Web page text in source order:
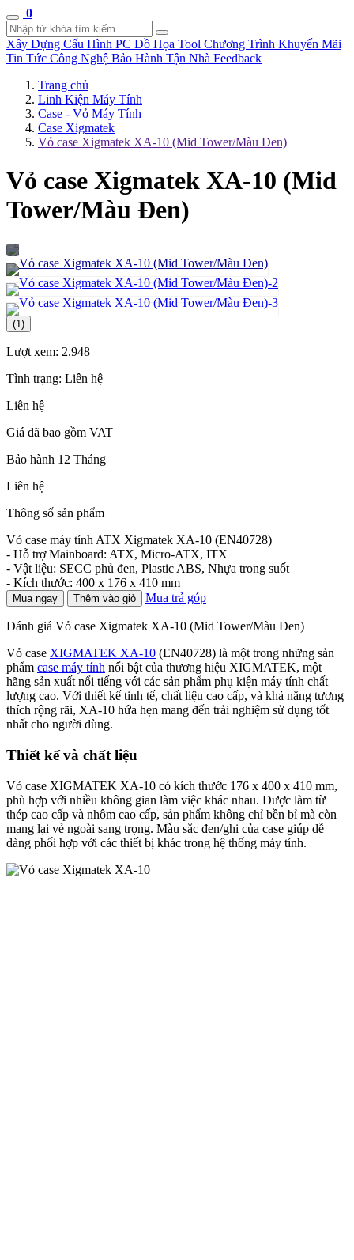
0
Xây Dựng Cấu Hình PC Đồ Họa Tool Chương Trình Khuyến Mãi
Tin Tức Công Nghệ Bảo Hành Tận Nhà Feedback
Trang chủ
Linh Kiện Máy Tính
Case - Vỏ Máy Tính
Case Xigmatek
Vỏ case Xigmatek XA-10 (Mid Tower/Màu Đen)
Vỏ case Xigmatek XA-10 (Mid
Tower/Màu Đen)
(1)
Lượt xem: 2.948
Tình trạng: Liên hệ
Liên hệ
Giá đã bao gồm VAT
Bảo hành 12 Tháng
Liên hệ
Thông số sản phẩm
Vỏ case máy tính ATX Xigmatek XA-10 (EN40728)
- Hỗ trợ Mainboard: ATX, Micro-ATX, ITX
- Vật liệu: SECC phủ đen, Plastic ABS, Nhựa trong suốt
- Kích thước: 400 x 176 x 410 mm
Mua ngay Thêm vào giỏ Mua trả góp
Đánh giá Vỏ case Xigmatek XA-10 (Mid Tower/Màu Đen)
Vỏ case XIGMATEK XA-10 (EN40728) là một trong những sản
phẩm case máy tính nổi bật của thương hiệu XIGMATEK, một
hãng sản xuất nổi tiếng với các sản phẩm phụ kiện máy tính chất
lượng cao. Với thiết kế tinh tế, chất liệu cao cấp, và khả năng tương
thích rộng rãi, XA-10 hứa hẹn mang đến trải nghiệm sử dụng tốt
nhất cho người dùng.
Thiết kế và chất liệu
Vỏ case XIGMATEK XA-10 có kích thước 176 x 400 x 410 mm,
phù hợp với nhiều không gian làm việc khác nhau. Được làm từ
thép cao cấp và nhôm cao cấp, sản phẩm không chỉ bền bỉ mà còn
mang lại vẻ ngoài sang trọng. Màu sắc đen/ghi của case giúp dễ
dàng phối hợp với các thiết bị khác trong hệ thống máy tính.